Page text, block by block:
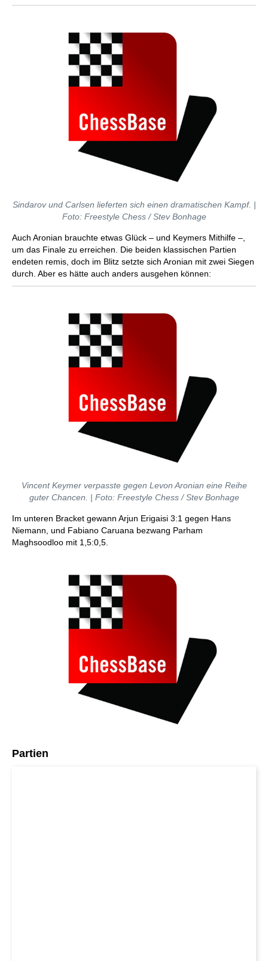
Sindarov und Carlsen lieferten sich einen dramatischen Kampf. |
Foto: Freestyle Chess / Stev Bonhage
Auch Aronian brauchte etwas Glück – und Keymers Mithilfe –,
um das Finale zu erreichen. Die beiden klassischen Partien
endeten remis, doch im Blitz setzte sich Aronian mit zwei Siegen
durch. Aber es hätte auch anders ausgehen können:
Vincent Keymer verpasste gegen Levon Aronian eine Reihe
guter Chancen. | Foto: Freestyle Chess / Stev Bonhage
Im unteren Bracket gewann Arjun Erigaisi 3:1 gegen Hans
Niemann, und Fabiano Caruana bezwang Parham
Maghsoodloo mit 1,5:0,5.
Partien